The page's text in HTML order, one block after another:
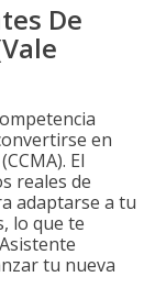
De
en
El
reales de
adaptarse a tu
lo que te
tu nueva